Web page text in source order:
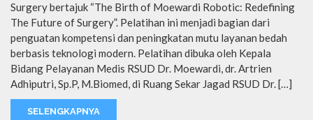
Surgery bertajuk “The Birth of Moewardi Robotic: Redefining
The Future of Surgery”. Pelatihan ini menjadi bagian dari
penguatan kompetensi dan peningkatan mutu layanan bedah
berbasis teknologi modern. Pelatihan dibuka oleh Kepala
Bidang Pelayanan Medis RSUD Dr. Moewardi, dr. Artrien
Adhiputri, Sp.P, M.Biomed, di Ruang Sekar Jagad RSUD Dr. […]
SELENGKAPNYA